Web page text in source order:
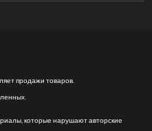
продажи товаров.
которые нарушают авторские